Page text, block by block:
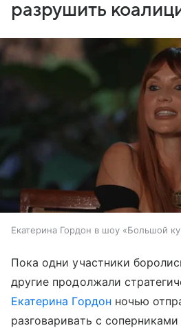
разрушить
Екатерина Гордон в шоу «Большой
Пока одни участники
другие продолжали
Екатерина Гордон ночью
разговаривать с